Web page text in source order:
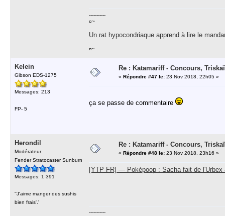
-----------
¤~
Un rat hypocondriaque apprend à lire le
¤~
Kelein
Gibson EDS-1275
Messages: 213
FP- 5
Re : Katamariff - Concours,
« Répondre #47 le: 23 Nov 2018, 22h05 »
ça se passe de commentaire
Herondil
Modérateur
Fender Stratocaster Sunburn
Messages: 1 391
''J'aime manger des sushis
bien frais'.'
Re : Katamariff - Concours,
« Répondre #48 le: 23 Nov 2018, 23h16 »
[YTP FR] — Poképoop : Sacha fait de l'Urbex
-----------